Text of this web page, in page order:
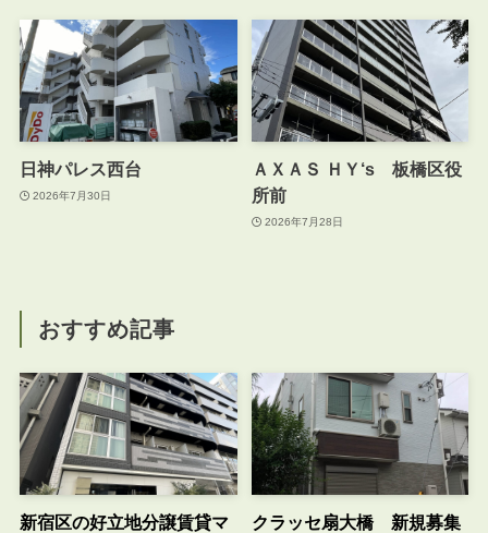
日神パレス西台
2026年7月30日
ＡＸＡＳ ＨＹ‘s 板橋区役
所前
2026年7月28日
おすすめ記事
新宿区の好立地分譲賃貸マ
クラッセ扇大橋 新規募集